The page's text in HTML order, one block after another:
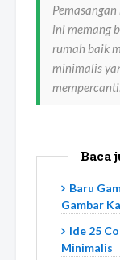
ini memang
rumah baik
minimalis
Baca
Baru
Gambar
Ide 25
Minimalis